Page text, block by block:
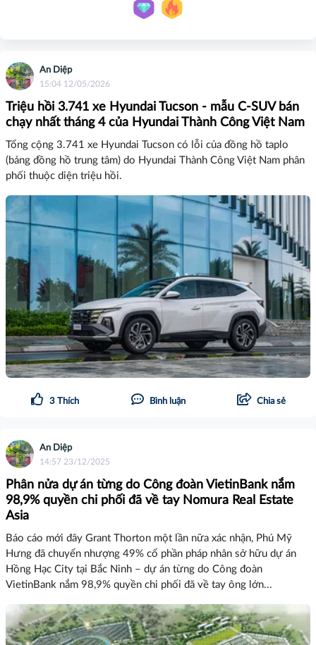
An Diệp
15:04 12/05/2026
Triệu hồi 3.741 xe Hyundai Tucson - mẫu C-SUV bán
chạy nhất tháng 4 của Hyundai Thành Công Việt Nam
Tổng cộng 3.741 xe Hyundai Tucson có lỗi của đồng hồ taplo
(bảng đồng hồ trung tâm) do Hyundai Thành Công Việt Nam phân
phối thuộc diện triệu hồi.
3 Thích Bình luận Chia sẻ
An Diệp
14:57 23/12/2025
Phân nửa dự án từng do Công đoàn VietinBank nắm
98,9% quyền chi phối đã về tay Nomura Real Estate
Asia
Báo cáo mới đây Grant Thorton một lần nữa xác nhận, Phú Mỹ
Hưng đã chuyển nhượng 49% cổ phần pháp nhân sở hữu dự án
Hồng Hạc City tại Bắc Ninh – dự án từng do Công đoàn
VietinBank nắm 98,9% quyền chi phối đã về tay ông lớn...